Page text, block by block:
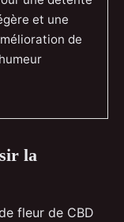
et une
de
la
fleur de CBD